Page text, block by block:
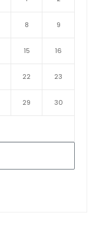
8 9
15 16
22 23
29 30